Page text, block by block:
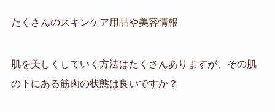
たくさんのスキンケア用品や美容情報
肌を美しくしていく方法はたくさんありますが、その肌
の下にある筋肉の状態は良いですか？